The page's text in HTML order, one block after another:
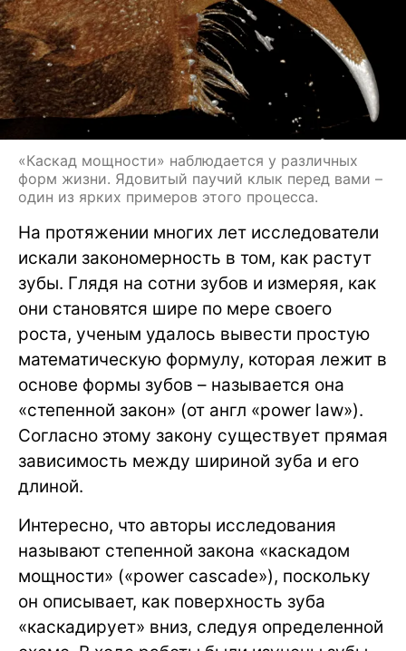
«Каскад мощности» наблюдается у различных
форм жизни. Ядовитый паучий клык перед вами –
один из ярких примеров этого процесса.
На протяжении многих лет исследователи
искали закономерность в том, как растут
зубы. Глядя на сотни зубов и измеряя, как
они становятся шире по мере своего
роста, ученым удалось вывести простую
математическую формулу, которая лежит в
основе формы зубов – называется она
«степенной закон» (от англ «power law»).
Согласно этому закону существует прямая
зависимость между шириной зуба и его
длиной.
Интересно, что авторы исследования
называют степенной закона «каскадом
мощности» («power cascade»), поскольку
он описывает, как поверхность зуба
«каскадирует» вниз, следуя определенной